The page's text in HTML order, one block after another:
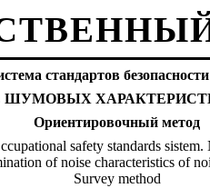
стандартов
ШУМОВЫХ
Ориентировочный метод
safety standards sistem.
of noise characteristics of
Survey method